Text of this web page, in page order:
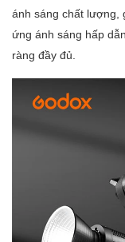
ánh sáng chất lượng,
ứng ánh sáng hấp
ràng đầy đủ.